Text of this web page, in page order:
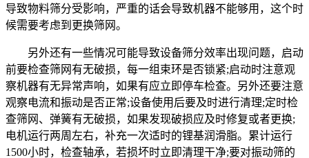
导致物料筛分受影响，严重的话会导致机器不能够用，这个时
候需要考虑到更换筛网。
另外还有一些情况可能导致设备筛分效率出现问题，启动
前要检查筛网有无破损，每一组束环是否锁紧;启动时注意观
察机器有无异常声响，如果有应立即停车检查。另外还要注意
观察电流和振动是否正常;设备使用后要及时进行清理;定时检
查筛网、弹簧有无破损，如果发现破损应及时修复或者更换;
电机运行两周左右，补充一次适时的锂基润滑脂。累计运行
1500小时，检查轴承，若损坏时立即清理干净;要对振动筛的